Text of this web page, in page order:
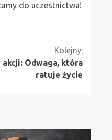
do uczestnictwa!
Kolejny:
Odwaga, która
ratuje życie